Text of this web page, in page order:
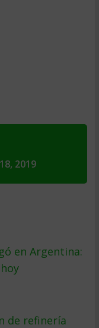
2019
en Argentina:
de refinería